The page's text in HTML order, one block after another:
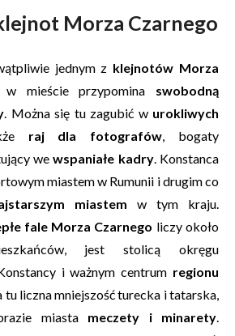
Morza Czarnego
jednym z klejnotów Morza
mieście przypomina swobodną
. Można się tu zagubić w urokliwych
raj dla fotografów, bogaty
wewspaniałe kadry. Konstanca
miastem w Rumunii i drugim co
miastem w tym kraju.
fale Morza Czarnego liczy około
jest stolicą okręgu
i ważnym centrum regionu
tu liczna mniejszość turecka i tatarska,
miasta meczety i minarety.